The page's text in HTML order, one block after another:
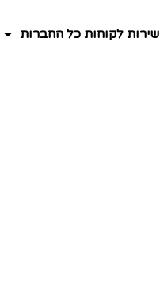
שירות לקוחות כל החברות